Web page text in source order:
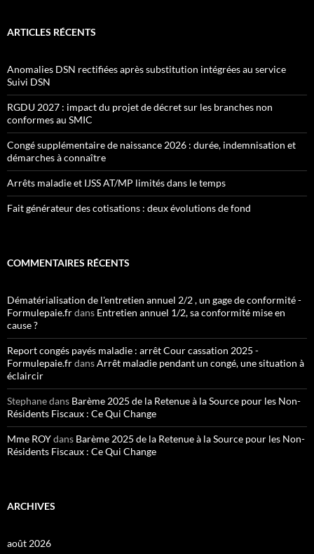
ARTICLES RÉCENTS
Anomalies DSN rectifiées après substitution intégrées au service
Suivi DSN
RGDU 2027 : impact du projet de décret sur les branches non
conformes au SMIC
Congé supplémentaire de naissance 2026 : durée, indemnisation et
démarches à connaître
Arrêts maladie et IJSS AT/MP limités dans le temps
Fait générateur des cotisations : deux évolutions de fond
COMMENTAIRES RÉCENTS
Dématérialisation de l'entretien annuel 2/2 , un gage de conformité -
Formulepaie.frdans Entretien annuel 1/2, sa conformité mise en
cause ?
Report congés payés maladie : arrêt Cour cassation 2025 -
Formulepaie.frdansArrêt maladie pendant un congé, une situation à
éclaircir
Stephanedans Barème 2025 de la Retenue à la Source pour les Non-
Résidents Fiscaux : Ce Qui Change
Mme ROYdans Barème 2025 de la Retenue à la Source pour les Non-
Résidents Fiscaux : Ce Qui Change
ARCHIVES
août 2026